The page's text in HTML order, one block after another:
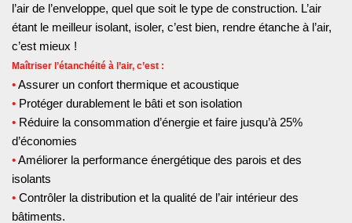
l’air de l’enveloppe, quel que soit le type de construction. L’air
étant le meilleur isolant, isoler, c’est bien, rendre étanche à l’air,
c’est mieux !
Maîtriser l’étanchéité à l’air, c’est :
•Assurer un confort thermique et acoustique
• Protéger durablement le bâti et son isolation
• Réduire la consommation d’énergie et faire jusqu’à 25%
d’économies
•Améliorer la performance énergétique des parois et des
isolants
• Contrôler la distribution et la qualité de l’air intérieur des
bâtiments.